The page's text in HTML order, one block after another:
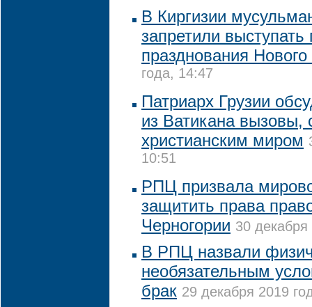
В Киргизии
запретили выступать
празднования Нового
года, 14:47
Патриарх Грузии
из Ватикана вызовы,
христианским миром
10:51
РПЦ призвала
защитить права
Черногории 30
В РПЦ назвали
необязательным
брак 29 декабря 2019